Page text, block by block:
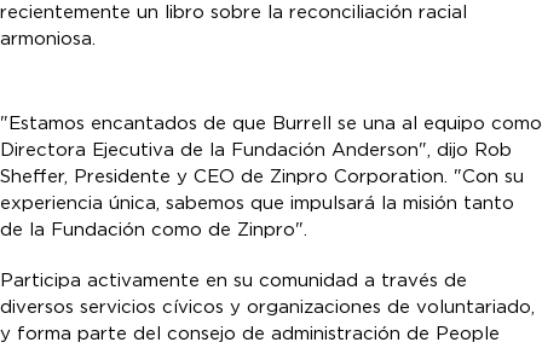
recientemente un libro sobre la reconciliación racial
armoniosa.
"Estamos encantados de que Burrell se una al equipo como
Directora Ejecutiva de la Fundación Anderson", dijo Rob
Sheffer, Presidente y CEO de Zinpro Corporation. "Con su
experiencia única, sabemos que impulsará la misión tanto
de la Fundación como de Zinpro".
Participa activamente en su comunidad a través de
diversos servicios cívicos y organizaciones de voluntariado,
y forma parte del consejo de administración de People